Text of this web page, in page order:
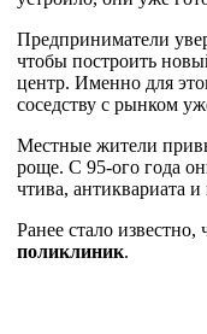
Предприниматели
чтобы построить
центр. Именно для
соседству с рынком
Местные жители
роще. С 95-ого года
чтива, антиквариата и
Ранее стало известно,
поликлиник.